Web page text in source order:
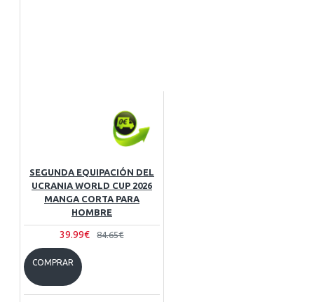
SEGUNDA EQUIPACIÓN DEL
UCRANIA WORLD CUP 2026
MANGA CORTA PARA
HOMBRE
39.99€ 84.65€
COMPRAR